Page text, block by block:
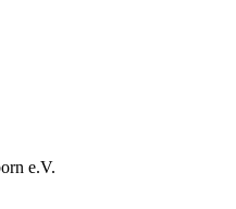
e.V.